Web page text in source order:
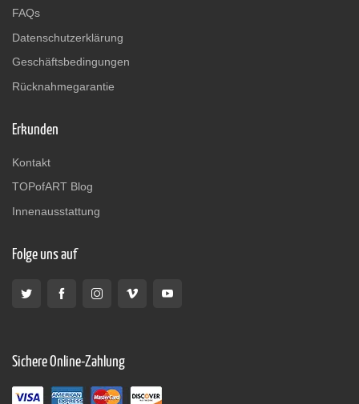
FAQs
Datenschutzerklärung
Geschäftsbedingungen
Rücknahmegarantie
Erkunden
Kontakt
TOPofART Blog
Innenausstattung
Folge uns auf
Sichere Online-Zahlung